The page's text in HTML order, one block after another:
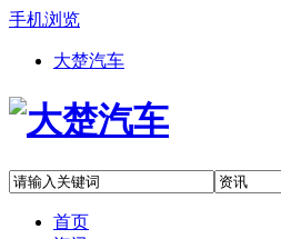
手机浏览
大楚汽车
首页